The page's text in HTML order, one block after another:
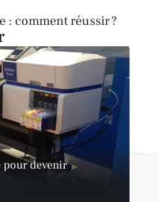
: comment réussir ?
devenir
légales Sitemap